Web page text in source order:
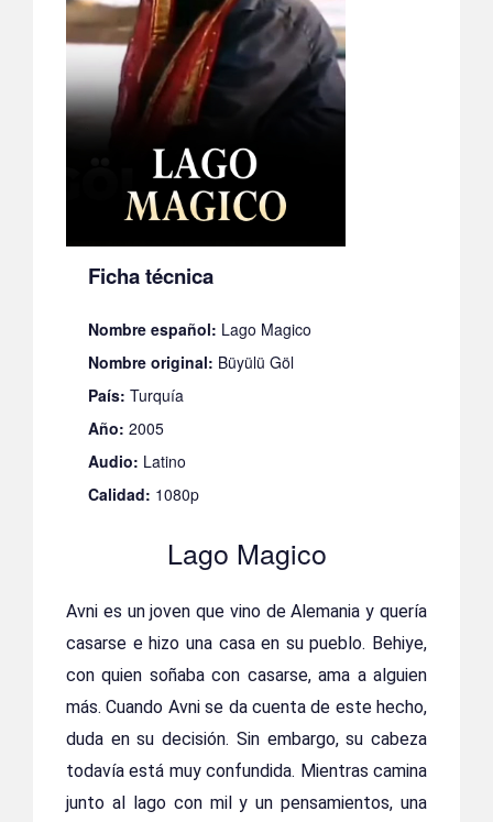
Ficha técnica
Nombre español: Lago Magico
Nombre original: Büyülü Göl
País: Turquía
Año: 2005
Audio: Latino
Calidad: 1080p
Lago Magico
Avni es un joven que vino de Alemania y quería
casarse e hizo una casa en su pueblo. Behiye,
con quien soñaba con casarse, ama a alguien
más. Cuando Avni se da cuenta de este hecho,
duda en su decisión. Sin embargo, su cabeza
todavía está muy confundida. Mientras camina
junto al lago con mil y un pensamientos, una